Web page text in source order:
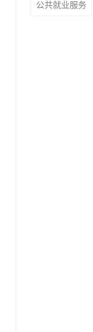
公共就业服务